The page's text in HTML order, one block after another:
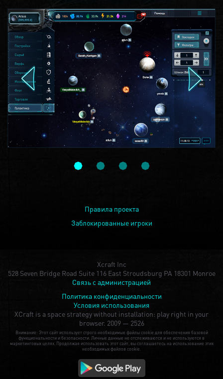
Правила проекта
Заблокированные игроки
Xcraft Inc
528 Seven Bridge Road Suite 116 East Stroudsburg PA 18301 Monroe
Связь с администрацией
Политика конфиденциальности
Условия использования
XCraft is a space strategy without installation: play right in your
browser. 2009 — 2526
Внимание: Этот сайт использует строго необходимые файлы cookie для обеспечения базовой
функциональности и безопасности. Личные данные не отслеживаются и не используются в
маркетинговых целях. Продолжая использовать этот сайт, вы соглашаетесь на использование этих
необходимых файлов cookie.